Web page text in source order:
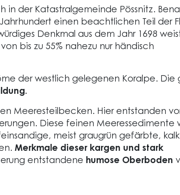
in der Katastralgemeinde Pössnitz.
einen beachtlichen Teil der
Denkmal aus dem Jahr 1698
bis zu 55% nahezu nur händisch
der westlich gelegenen Koralpe. Die
Meeresteilbecken. Hier entstanden
Diese feinen Meeressedimente
meist graugrün gefärbte,
Merkmale dieser kargen und stark
entstandene humose Oberboden